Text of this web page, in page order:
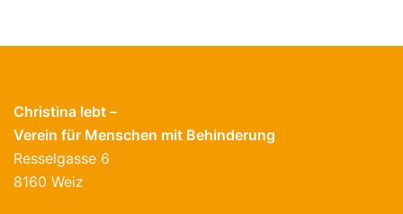
Christina lebt –
Verein für Menschen mit Behinderung
Resselgasse 6
8160 Weiz